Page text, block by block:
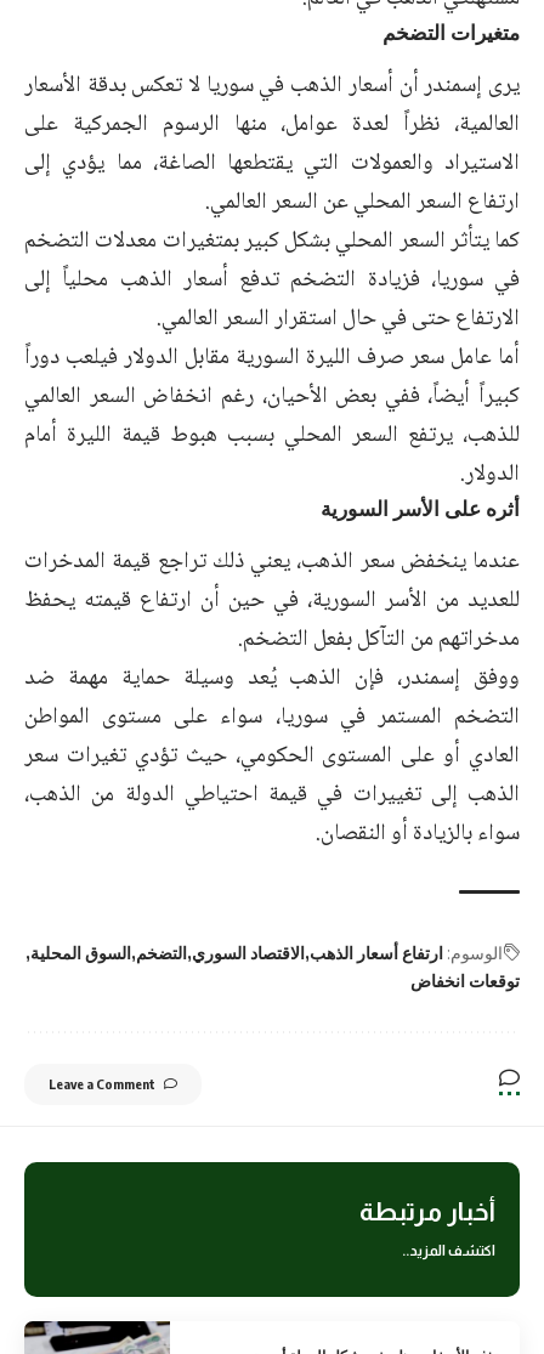
متغيرات التضخم
يرى إسمندر أن أسعار الذهب في سوريا لا تعكس بدقة الأسعار
العالمية، نظراً لعدة عوامل، منها الرسوم الجمركية على
الاستيراد والعمولات التي يقتطعها الصاغة، مما يؤدي إلى
ارتفاع السعر المحلي عن السعر العالمي.
كما يتأثر السعر المحلي بشكل كبير بمتغيرات معدلات التضخم
في سوريا، فزيادة التضخم تدفع أسعار الذهب محلياً إلى
الارتفاع حتى في حال استقرار السعر العالمي.
أما عامل سعر صرف الليرة السورية مقابل الدولار فيلعب دوراً
كبيراً أيضاً، ففي بعض الأحيان، رغم انخفاض السعر العالمي
للذهب، يرتفع السعر المحلي بسبب هبوط قيمة الليرة أمام
الدولار.
أثره على الأسر السورية
عندما ينخفض سعر الذهب، يعني ذلك تراجع قيمة المدخرات
للعديد من الأسر السورية، في حين أن ارتفاع قيمته يحفظ
مدخراتهم من التآكل بفعل التضخم.
ووفق إسمندر، فإن الذهب يُعد وسيلة حماية مهمة ضد
التضخم المستمر في سوريا، سواء على مستوى المواطن
العادي أو على المستوى الحكومي، حيث تؤدي تغيرات سعر
الذهب إلى تغييرات في قيمة احتياطي الدولة من الذهب،
سواء بالزيادة أو النقصان.
الوسوم: ارتفاع أسعار الذهب الاقتصاد السوري التضخم السوق المحلية
توقعات انخفاض
Leave a Comment
أخبار مرتبطة
اكتشف المزيد..